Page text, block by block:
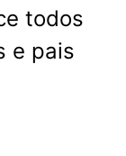
todos
e pais